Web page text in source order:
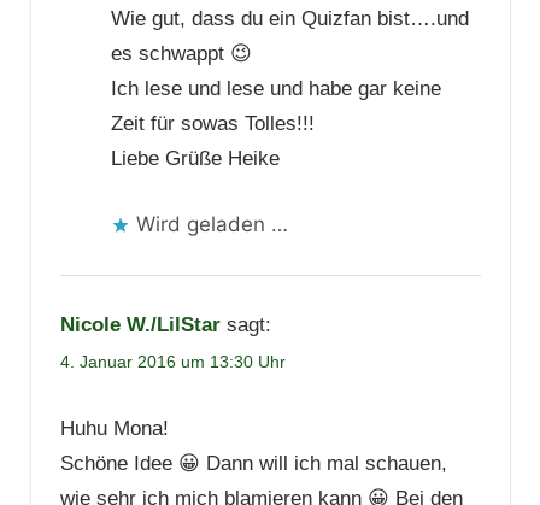
Wie gut, dass du ein Quizfan bist….und
es schwappt 😉
Ich lese und lese und habe gar keine
Zeit für sowas Tolles!!!
Liebe Grüße Heike
Wird geladen …
Nicole W./LilStar sagt:
4. Januar 2016 um 13:30 Uhr
Huhu Mona!
Schöne Idee 😀 Dann will ich mal schauen,
wie sehr ich mich blamieren kann 😀 Bei den